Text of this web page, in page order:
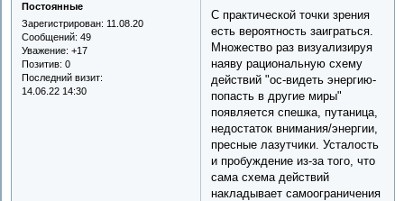
Постоянные
Зарегистрирован: 11.08.20
Сообщений: 49
Уважение: +17
Позитив: 0
Последний визит:
14.06.22 14:30
С практической точки зрения
есть вероятность заиграться.
Множество раз визуализируя
наяву рациональную схему
действий "ос-видеть энергию-
попасть в другие миры"
появляется спешка, путаница,
недостаток внимания/энергии,
пресные лазутчики. Усталость
и пробуждение из-за того, что
сама схема действий
накладывает самоограничения